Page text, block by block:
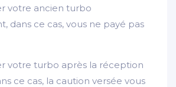
votre ancien turbo
dans ce cas, vous ne payé pas
votre turbo après la réception
ce cas, la caution versée vous